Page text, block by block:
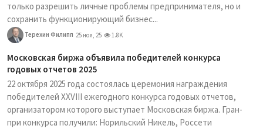
только разрешить личные проблемы предпринимателя, но и
сохранить функционирующий бизнес...
Терехин Филипп 25 ноя, 25 1.8K
Московская биржа объявила победителей конкурса
годовых отчетов 2025
22 октября 2025 года состоялась церемония награждения
победителей XXVIII ежегодного конкурса годовых отчетов,
организатором которого выступает Московская биржа. Гран-
при конкурса получили: Норильский Никель, Россети